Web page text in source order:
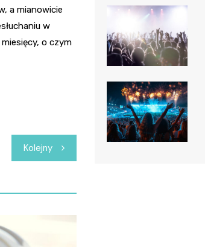
a mianowicie
w
o czym
Kolejny